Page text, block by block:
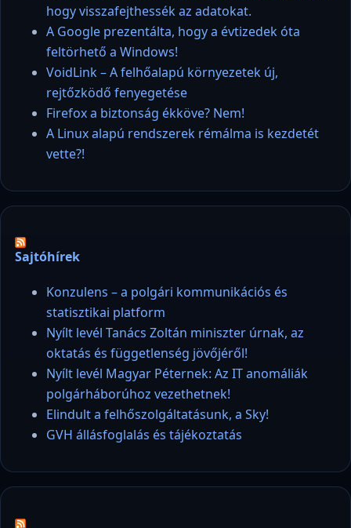
hogy visszafejthessék az adatokat.
A Google prezentálta, hogy a évtizedek óta
feltörhető a Windows!
VoidLink – A felhőalapú környezetek új,
rejtőzködő fenyegetése
Firefox a biztonság ékköve? Nem!
A Linux alapú rendszerek rémálma is kezdetét
vette?!
Sajtóhírek
Konzulens – a polgári kommunikációs és
statisztikai platform
Nyílt levél Tanács Zoltán miniszter úrnak, az
oktatás és függetlenség jövőjéről!
Nyílt levél Magyar Péternek: Az IT anomáliák
polgárháborúhoz vezethetnek!
Elindult a felhőszolgáltatásunk, a Sky!
GVH állásfoglalás és tájékoztatás